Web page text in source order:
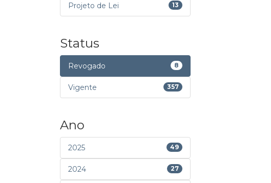
Projeto de Lei 13
Status
Revogado 8
Vigente 357
Ano
2025 49
2024 27